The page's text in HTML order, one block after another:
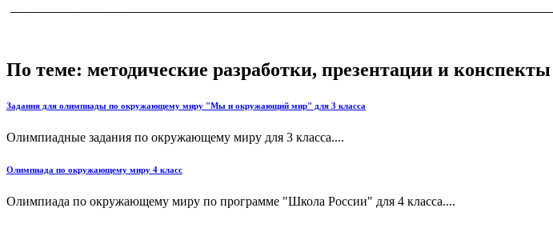
По теме: методические разработки, презентации и конспекты
Задания для олимпиады по окружающему миру "Мы и окружающий мир" для 3 класса
Олимпиадные задания по окружающему миру для 3 класса....
Олимпиада по окружающему миру 4 класс
Олимпиада по окружающему миру по программе "Школа России" для 4 класса....